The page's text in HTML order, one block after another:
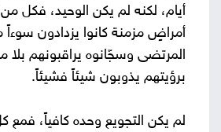
أيام، لكنه لم يكن الوحيد، فكل
أمراضٍ مزمنة كانوا يزدادون
المرتضى وسجّانوه يراقبونهم بلا
برؤيتهم يذوبون شيئاً فشيئاً.
لم يكن التجويع وحده كافياً،